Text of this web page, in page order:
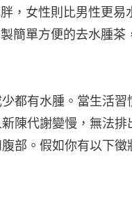
，女性則比男性更易
簡單方便的去水腫茶
都有水腫。當生活
陳代謝變慢，無法
部。假如你有以下徵